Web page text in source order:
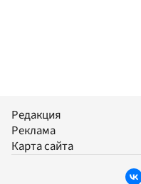
Редакция
Реклама
Карта сайта